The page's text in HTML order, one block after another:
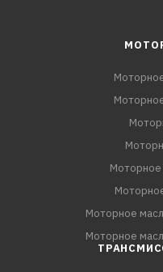
Моторное
Моторное
Моторное